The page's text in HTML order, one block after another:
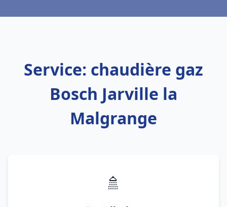
Service: chaudière gaz
Bosch Jarville la
Malgrange
🚿